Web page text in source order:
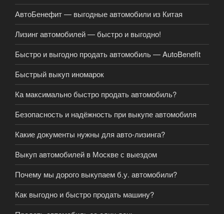
АвтоБенефит — выгодные автомобили из Китая
Лизинг автомобилей — быстро и выгодно!
Быстро и выгодно продать автомобиль — AutoBenefit
Быстрый выкуп иномарок
Ка максимально быстро продать автомобиль?
Безопасность и надёжность при выкупе автомобиля
Какие документы нужны для авто-лизинга?
Выкуп автомобилей в Москве с выездом
Почему мы дорого выкупаем б.у. автомобили?
Как выгодно и быстро продать машину?